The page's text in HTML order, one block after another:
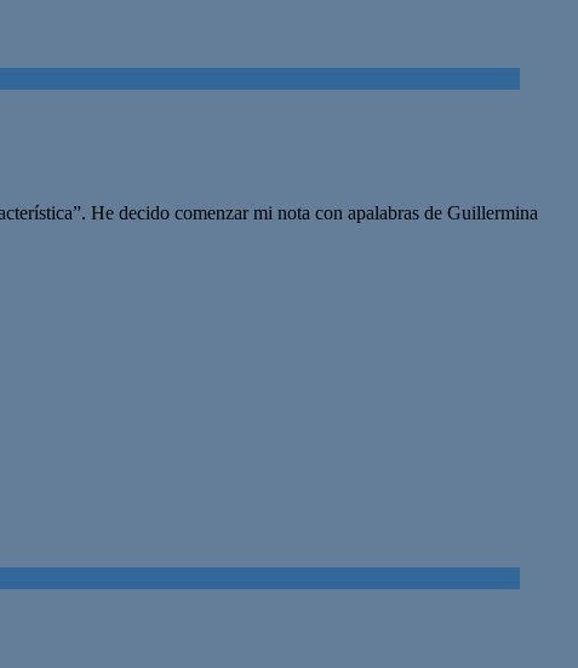
He decido comenzar mi nota con apalabras de Guillermina